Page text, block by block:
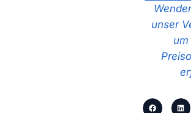
unser